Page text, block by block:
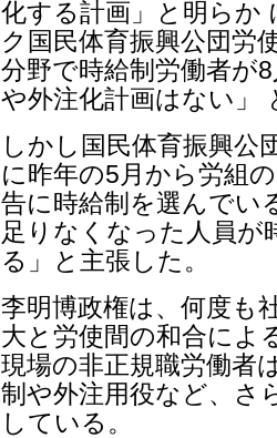
化する計画」と明らか
ク国民体育振興公団労
分野で時給制労働者が
や外注化計画はない」
しかし国民体育振興公
に昨年の5月から労組
告に時給制を選んでい
足りなくなった人員が
る」と主張した。
李明博政権は、何度も
大と労使間の和合によ
現場の非正規職労働者
制や外注用役など、さ
している。